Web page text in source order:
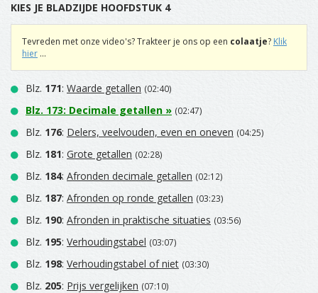
KIES JE BLADZIJDE HOOFDSTUK 4
Tevreden met onze video's? Trakteer je ons op een colaatje? Klik
hier ...
Blz. 171: Waarde getallen (02:40)
Blz. 173: Decimale getallen » (02:47)
Blz. 176: Delers, veelvouden, even en oneven (04:25)
Blz. 181: Grote getallen (02:28)
Blz. 184: Afronden decimale getallen (02:12)
Blz. 187: Afronden op ronde getallen (03:23)
Blz. 190: Afronden in praktische situaties (03:56)
Blz. 195: Verhoudingstabel (03:07)
Blz. 198: Verhoudingstabel of niet (03:30)
Blz. 205: Prijs vergelijken (07:10)